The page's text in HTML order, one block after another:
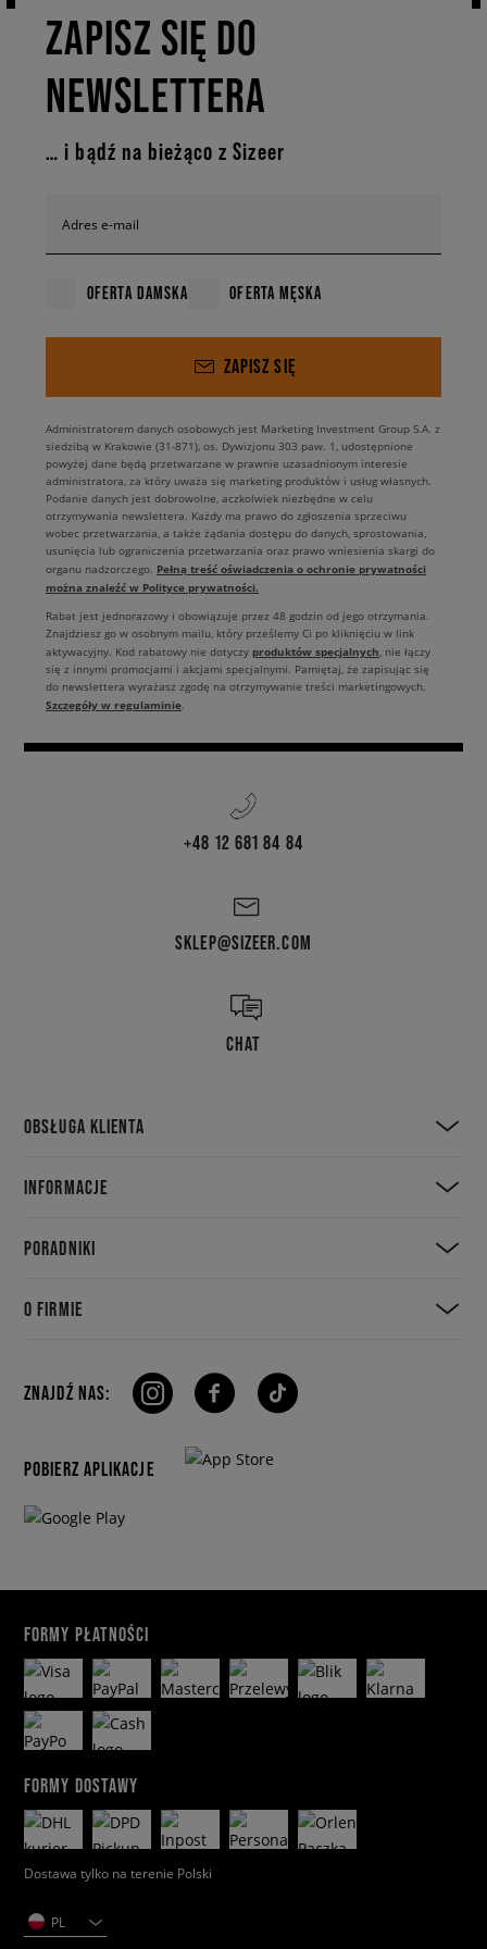
ZAPISZ SIĘ DO
NEWSLETTERA
… i bądź na bieżąco z Sizeer
Adres e-mail
OFERTA DAMSKA OFERTA MĘSKA
ZAPISZ SIĘ
Administratorem danych osobowych jest Marketing Investment Group S.A. z
siedzibą w Krakowie (31-871), os. Dywizjonu 303 paw. 1, udostępnione
powyżej dane będą przetwarzane w prawnie uzasadnionym interesie
administratora, za który uważa się marketing produktów i usług własnych.
Podanie danych jest dobrowolne, aczkolwiek niezbędne w celu
otrzymywania newslettera. Każdy ma prawo do zgłoszenia sprzeciwu
wobec przetwarzania, a także żądania dostępu do danych, sprostowania,
usunięcia lub ograniczenia przetwarzania oraz prawo wniesienia skargi do
organu nadzorczego. Pełną treść oświadczenia o ochronie prywatności
można znaleźć w Polityce prywatności.
Rabat jest jednorazowy i obowiązuje przez 48 godzin od jego otrzymania.
Znajdziesz go w osobnym mailu, który prześlemy Ci po kliknięciu w link
aktywacyjny. Kod rabatowy nie dotyczy produktów specjalnych , nie łączy
się z innymi promocjami i akcjami specjalnymi. Pamiętaj, że zapisując się
do newslettera wyrażasz zgodę na otrzymywanie treści marketingowych.
Szczegóły w regulaminie
+48 12 681 84 84
SKLEP@SIZEER.COM
CHAT
OBSŁUGA KLIENTA
INFORMACJE
PORADNIKI
O FIRMIE
ZNAJDŹ NAS:
POBIERZ APLIKACJE
FORMY PŁATNOŚCI
FORMY DOSTAWY
Dostawa tylko na terenie Polski
PL